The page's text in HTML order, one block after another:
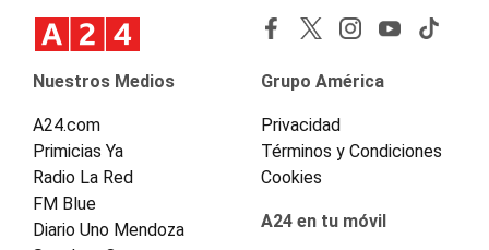
Nuestros Medios
A24.com
Primicias Ya
Radio La Red
FM Blue
Diario Uno Mendoza
Grupo América
Privacidad
Términos y Condiciones
Cookies
A24 en tu móvil